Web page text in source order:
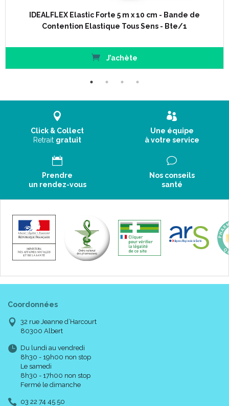
IDEALFLEX Elastic Forte 5 m x 10 cm - Bande de
Contention Elastique Tous Sens - Bte/1
J’achète
Click & Collect
Retrait gratuit
Une équipe
à votre service
Prendre
un rendez-vous
Nos conseils
santé
Coordonnées
32 rue Jeanne d’Harcourt
80300 Albert
Du lundi au vendredi
8h30 - 19h00 non stop
Le samedi
8h30 - 17h00 non stop
Fermé le dimanche
03 22 74 45 50